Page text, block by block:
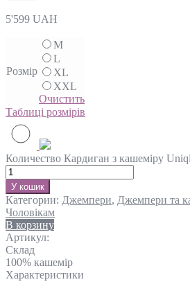
5'599 UAH
Розмір
M
L
XL
XXL
Очистить
Таблиці розмірів
Количество Кардиган з кашеміру
У кошик
Категории: Джемпери, Джемпери та
Чоловікам
В корзину
Артикул:
Склад
100% кашемір
Характеристики